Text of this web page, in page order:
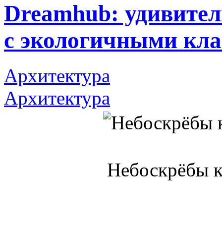
Dreamhub:
с экологичными
Архитектура
Архитектура
Небоскрёбы